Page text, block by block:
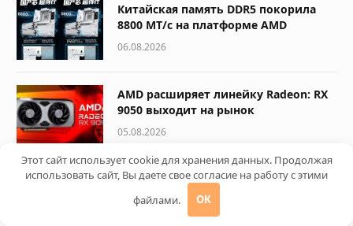
Китайская память DDR5 покорила
8800 МТ/с на платформе AMD
06.08.2026
AMD расширяет линейку Radeon: RX
9050 выходит на рынок
05.08.2026
Китай наступает: новые процессоры
Huawei и GPU от Lì Suàn
Этот сайт использует cookie для хранения данных. Продолжая
использовать сайт, Вы даете свое согласие на работу с этими
файлами.
OK